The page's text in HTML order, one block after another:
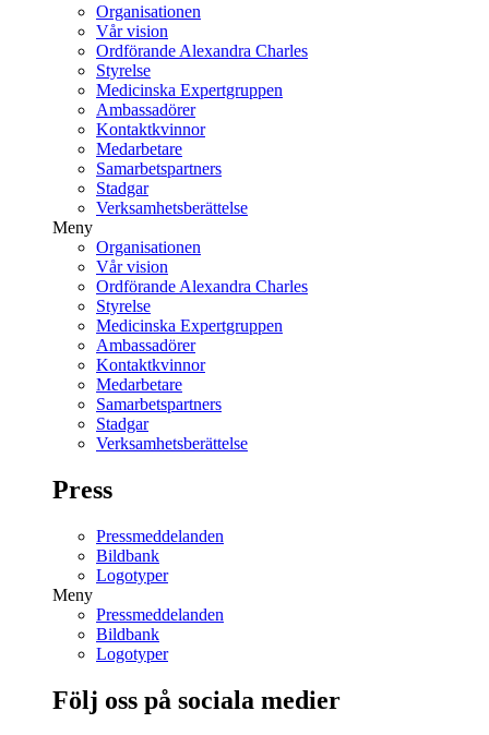
Organisationen
Vår vision
Ordförande Alexandra Charles
Styrelse
Medicinska Expertgruppen
Ambassadörer
Kontaktkvinnor
Medarbetare
Samarbetspartners
Stadgar
Verksamhetsberättelse
Meny
Organisationen
Vår vision
Ordförande Alexandra Charles
Styrelse
Medicinska Expertgruppen
Ambassadörer
Kontaktkvinnor
Medarbetare
Samarbetspartners
Stadgar
Verksamhetsberättelse
Press
Pressmeddelanden
Bildbank
Logotyper
Meny
Pressmeddelanden
Bildbank
Logotyper
Följ oss på sociala medier